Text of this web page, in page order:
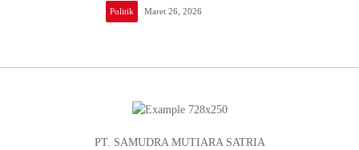
Politik Maret 26, 2026
PT. SAMUDRA MUTIARA SATRIA